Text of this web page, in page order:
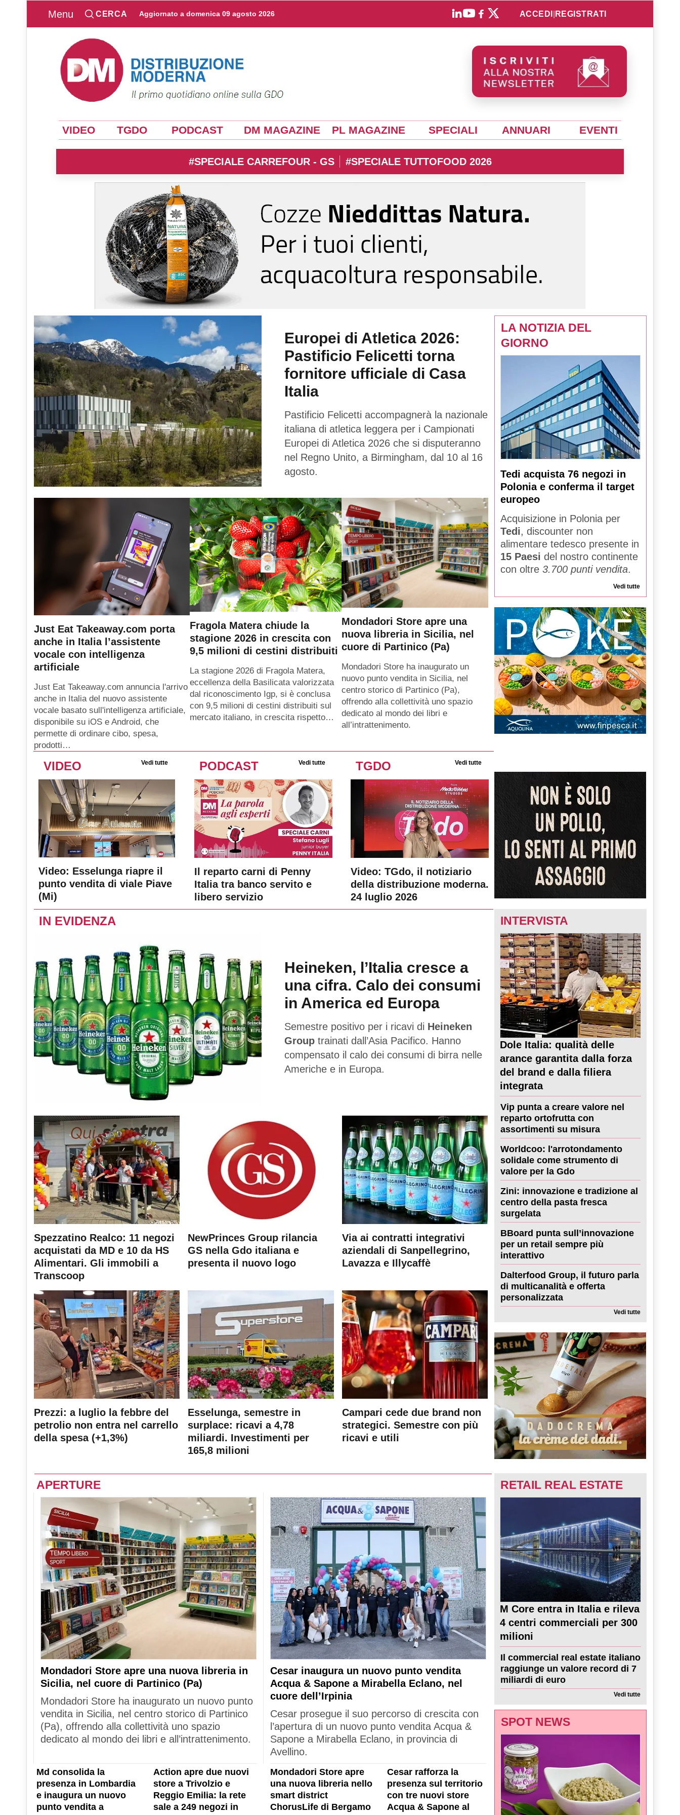
Menu CERCA Aggiornato a domenica 09 agosto 2026 ACCEDI REGISTRATI
VIDEO TGDO PODCAST DM MAGAZINE PL MAGAZINE SPECIALI ANNUARI EVENTI
#SPECIALE CARREFOUR - GS #SPECIALE TUTTOFOOD 2026
Europei di Atletica 2026:
Pastificio Felicetti torna
fornitore ufficiale di Casa
Italia
Pastificio Felicetti accompagnerà la nazionale
italiana di atletica leggera per i Campionati
Europei di Atletica 2026 che si disputeranno
nel Regno Unito, a Birmingham, dal 10 al 16
agosto.
Just Eat Takeaway.com porta
anche in Italia l’assistente
vocale con intelligenza
artificiale
Just Eat Takeaway.com annuncia l'arrivo
anche in Italia del nuovo assistente
vocale basato sull'intelligenza artificiale,
disponibile su iOS e Android, che
permette di ordinare cibo, spesa,
prodotti…
Fragola Matera chiude la
stagione 2026 in crescita con
9,5 milioni di cestini distribuiti
La stagione 2026 di Fragola Matera,
eccellenza della Basilicata valorizzata
dal riconoscimento Igp, si è conclusa
con 9,5 milioni di cestini distribuiti sul
mercato italiano, in crescita rispetto…
Mondadori Store apre una
nuova libreria in Sicilia, nel
cuore di Partinico (Pa)
Mondadori Store ha inaugurato un
nuovo punto vendita in Sicilia, nel
centro storico di Partinico (Pa),
offrendo alla collettività uno spazio
dedicato al mondo dei libri e
all’intrattenimento.
LA NOTIZIA DEL
GIORNO
Tedi acquista 76 negozi in
Polonia e conferma il target
europeo
Acquisizione in Polonia per
Tedi, discounter non
alimentare tedesco presente in
15 Paesi del nostro continente
con oltre 3.700 punti vendita.
Vedi tutte
VIDEO Vedi tutte
Video: Esselunga riapre il
punto vendita di viale Piave
(Mi)
PODCAST Vedi tutte
Il reparto carni di Penny
Italia tra banco servito e
libero servizio
TGDO Vedi tutte
Video: TGdo, il notiziario
della distribuzione moderna.
24 luglio 2026
IN EVIDENZA
Heineken, l’Italia cresce a
una cifra. Calo dei consumi
in America ed Europa
Semestre positivo per i ricavi di Heineken
Group trainati dall’Asia Pacifico. Hanno
compensato il calo dei consumi di birra nelle
Americhe e in Europa.
Spezzatino Realco: 11 negozi
acquistati da MD e 10 da HS
Alimentari. Gli immobili a
Transcoop
NewPrinces Group rilancia
GS nella Gdo italiana e
presenta il nuovo logo
Via ai contratti integrativi
aziendali di Sanpellegrino,
Lavazza e Illycaffè
Prezzi: a luglio la febbre del
petrolio non entra nel carrello
della spesa (+1,3%)
Esselunga, semestre in
surplace: ricavi a 4,78
miliardi. Investimenti per
165,8 milioni
Campari cede due brand non
strategici. Semestre con più
ricavi e utili
INTERVISTA
Dole Italia: qualità delle
arance garantita dalla forza
del brand e dalla filiera
integrata
Vip punta a creare valore nel
reparto ortofrutta con
assortimenti su misura
Worldcoo: l'arrotondamento
solidale come strumento di
valore per la Gdo
Zini: innovazione e tradizione al
centro della pasta fresca
surgelata
BBoard punta sull’innovazione
per un retail sempre più
interattivo
Dalterfood Group, il futuro parla
di multicanalità e offerta
personalizzata
Vedi tutte
APERTURE
Mondadori Store apre una nuova libreria in
Sicilia, nel cuore di Partinico (Pa)
Mondadori Store ha inaugurato un nuovo punto
vendita in Sicilia, nel centro storico di Partinico
(Pa), offrendo alla collettività uno spazio
dedicato al mondo dei libri e all’intrattenimento.
Cesar inaugura un nuovo punto vendita
Acqua & Sapone a Mirabella Eclano, nel
cuore dell’Irpinia
Cesar prosegue il suo percorso di crescita con
l’apertura di un nuovo punto vendita Acqua &
Sapone a Mirabella Eclano, in provincia di
Avellino.
Md consolida la
presenza in Lombardia
e inaugura un nuovo
punto vendita a
Action apre due nuovi
store a Trivolzio e
Reggio Emilia: la rete
sale a 249 negozi in
Mondadori Store apre
una nuova libreria nello
smart district
ChorusLife di Bergamo
Cesar rafforza la
presenza sul territorio
con tre nuovi store
Acqua & Sapone al
RETAIL REAL ESTATE
M Core entra in Italia e rileva
4 centri commerciali per 300
milioni
Il commercial real estate italiano
raggiunge un valore record di 7
miliardi di euro
Vedi tutte
SPOT NEWS